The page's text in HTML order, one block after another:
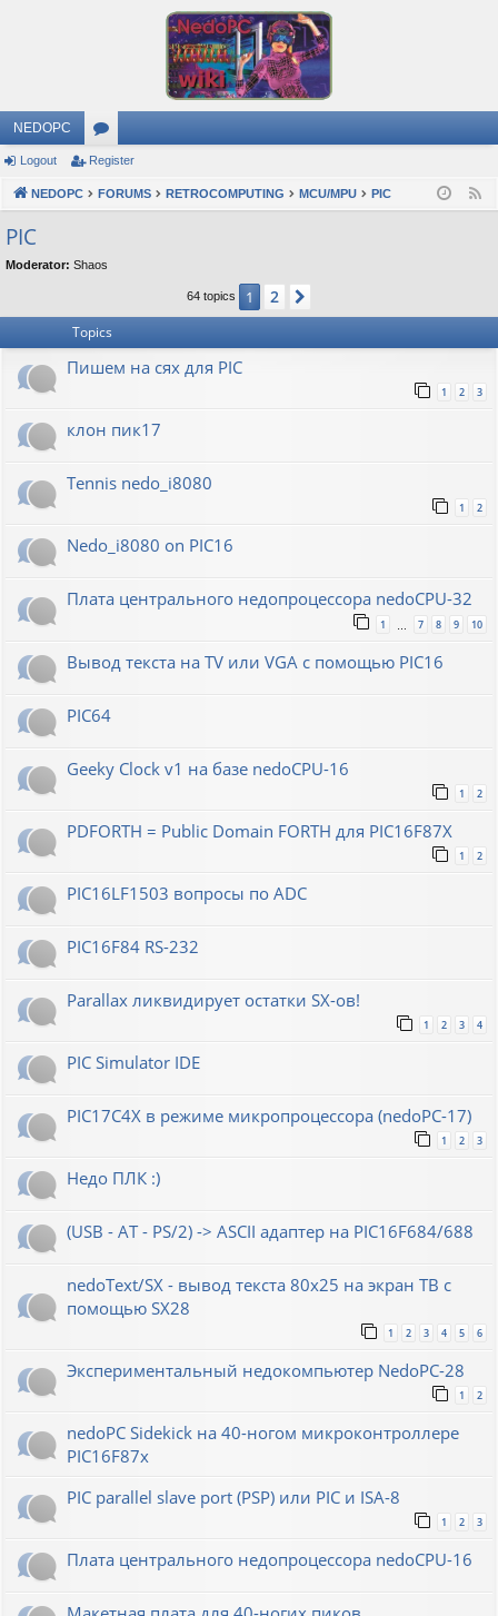
NEDOPC
or
u
s
Logout Register
NEDOPC FORUMS RETROCOMPUTING MCU/MPU PIC
PIC
Moderator: Shaos
64 topics 1 2
Topics
Пишем на сях для PIC
1 2 3
клон пик17
Tennis nedo_i8080
1 2
Nedo_i8080 on PIC16
Плата центрального недопроцессора nedoCPU-32
1 7 8 9 10
Вывод текста на TV или VGA с помощью PIC16
PIC64
Geeky Clock v1 на базе nedoCPU-16
1 2
PDFORTH = Public Domain FORTH для PIC16F87X
1 2
PIC16LF1503 вопросы по ADC
PIC16F84 RS-232
Parallax ликвидирует остатки SX-ов!
1 2 3 4
PIC Simulator IDE
PIC17C4X в режиме микропроцессора (nedoPC-17)
1 2 3
Недо ПЛК :)
(USB - AT - PS/2) -> ASCII адаптер на PIC16F684/688
nedoText/SX - вывод текста 80x25 на экран ТВ с
помощью SX28
1 2 3 4 5 6
Экспериментальный недокомпьютер NedoPC-28
1 2
nedoPC Sidekick на 40-ногом микроконтроллере
PIC16F87x
PIC parallel slave port (PSP) или PIC и ISA-8
1 2 3
Плата центрального недопроцессора nedoCPU-16